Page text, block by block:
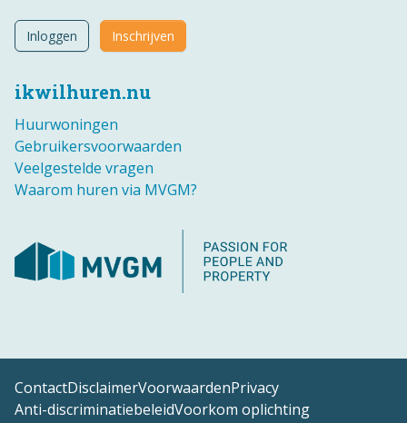
ikwilhuren.nu
Huurwoningen
Gebruikersvoorwaarden
Veelgestelde vragen
Waarom huren via MVGM?
Inloggen Inschrijven
ContactDisclaimerVoorwaardenPrivacy
Anti-discriminatiebeleidVoorkom oplichting